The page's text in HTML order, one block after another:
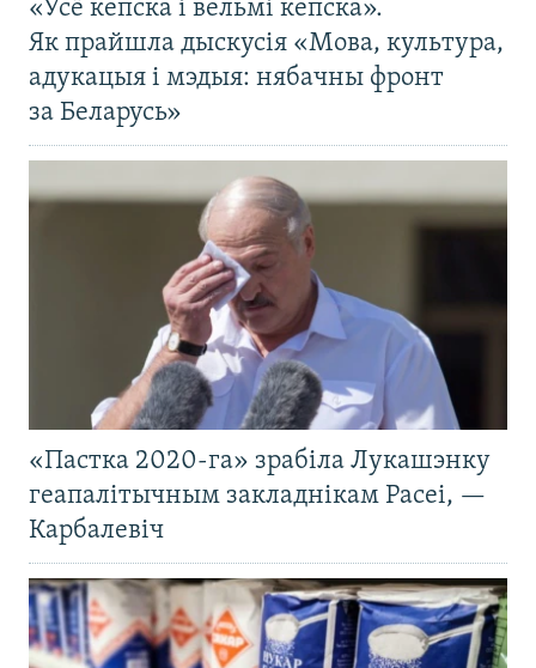
«Усё кепска і вельмі кепска».
Як прайшла дыскусія «Мова, культура,
адукацыя і мэдыя: нябачны фронт
за Беларусь»
«Пастка 2020-га» зрабіла Лукашэнку
геапалітычным закладнікам Расеі, —
Карбалевіч